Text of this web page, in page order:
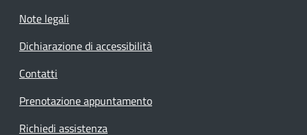
Note legali
Dichiarazione di accessibilità
Contatti
Prenotazione appuntamento
Richiedi assistenza